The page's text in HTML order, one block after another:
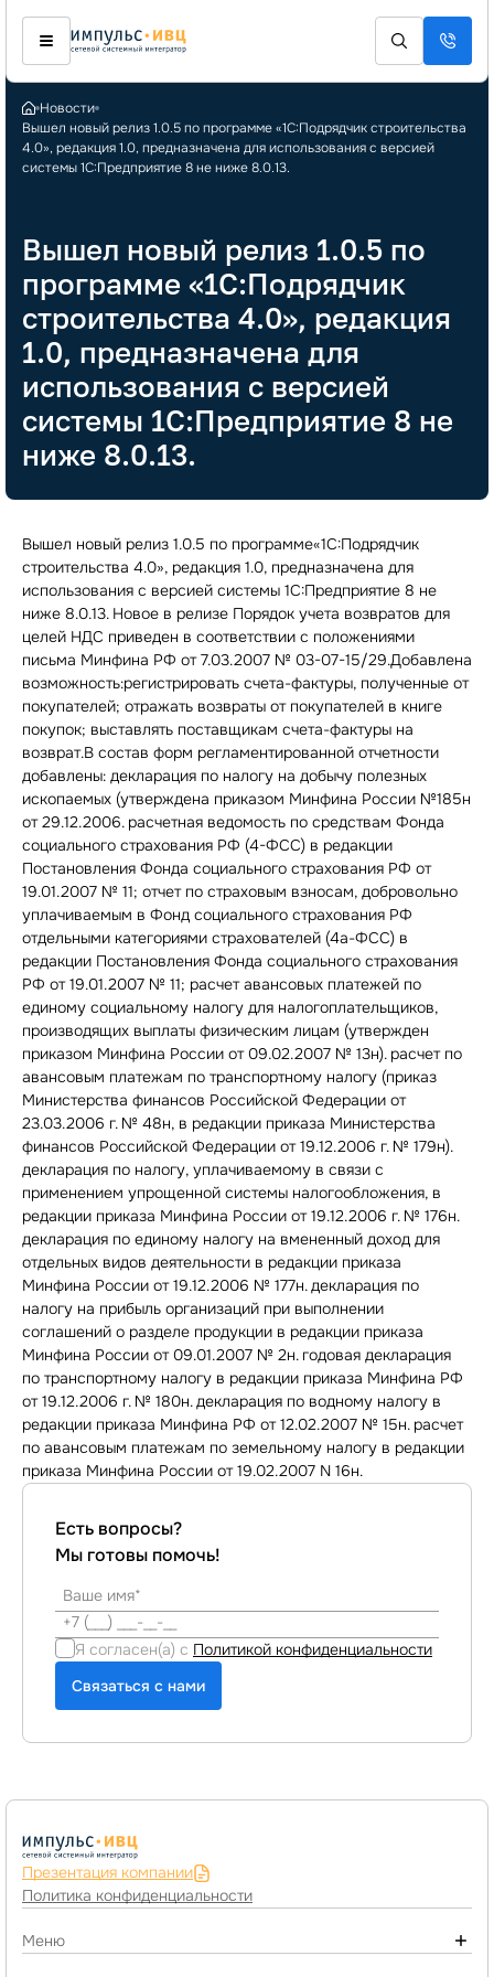
Новости
Вышел новый релиз 1.0.5 по программе «1С:Подрядчик строительства
4.0», редакция 1.0, предназначена для использования с версией
системы 1С:Предприятие 8 не ниже 8.0.13.
Вышел новый релиз 1.0.5 по
программе «1С:Подрядчик
строительства 4.0», редакция
1.0, предназначена для
использования с версией
системы 1С:Предприятие 8 не
ниже 8.0.13.
Вышел новый релиз 1.0.5 по программе«1С:Подрядчик
строительства 4.0», редакция 1.0, предназначена для
использования с версией системы 1С:Предприятие 8 не
ниже 8.0.13. Новое в релизе Порядок учета возвратов для
целей НДС приведен в соответствии с положениями
письма Минфина РФ от 7.03.2007 № 03-07-15/29.Добавлена
возможность:регистрировать счета-фактуры, полученные от
покупателей; отражать возвраты от покупателей в книге
покупок; выставлять поставщикам счета-фактуры на
возврат.В состав форм регламентированной отчетности
добавлены: декларация по налогу на добычу полезных
ископаемых (утверждена приказом Минфина России №185н
от 29.12.2006. расчетная ведомость по средствам Фонда
социального страхования РФ (4-ФСС) в редакции
Постановления Фонда социального страхования РФ от
19.01.2007 № 11; отчет по страховым взносам, добровольно
уплачиваемым в Фонд социального страхования РФ
отдельными категориями страхователей (4а-ФСС) в
редакции Постановления Фонда социального страхования
РФ от 19.01.2007 № 11; расчет авансовых платежей по
единому социальному налогу для налогоплательщиков,
производящих выплаты физическим лицам (утвержден
приказом Минфина России от 09.02.2007 № 13н). расчет по
авансовым платежам по транспортному налогу (приказ
Министерства финансов Российской Федерации от
23.03.2006 г. № 48н, в редакции приказа Министерства
финансов Российской Федерации от 19.12.2006 г. № 179н).
декларация по налогу, уплачиваемому в связи с
применением упрощенной системы налогообложения, в
редакции приказа Минфина России от 19.12.2006 г. № 176н.
декларация по единому налогу на вмененный доход для
отдельных видов деятельности в редакции приказа
Минфина России от 19.12.2006 № 177н. декларация по
налогу на прибыль организаций при выполнении
соглашений о разделе продукции в редакции приказа
Минфина России от 09.01.2007 № 2н. годовая декларация
по транспортному налогу в редакции приказа Минфина РФ
от 19.12.2006 г. № 180н. декларация по водному налогу в
редакции приказа Минфина РФ от 12.02.2007 № 15н. расчет
по авансовым платежам по земельному налогу в редакции
приказа Минфина России от 19.02.2007 N 16н.
Есть вопросы?
Мы готовы помочь!
Я согласен(а) с Политикой конфиденциальности
Связаться с нами
Презентация компании
Политика конфиденциальности
Меню